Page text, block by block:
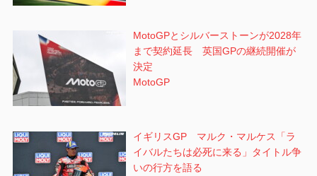
MotoGPとシルバーストーンが2028年
まで契約延長 英国GPの継続開催が
決定
MotoGP
イギリスGP マルク・マルケス「ラ
イバルたちは必死に来る」タイトル争
いの行方を語る